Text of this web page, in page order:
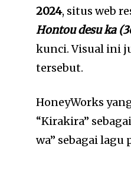
2024, situs web
Hontou desu ka
kunci. Visual ini
tersebut.
HoneyWorks
“Kirakira”
wa” sebagai lagu